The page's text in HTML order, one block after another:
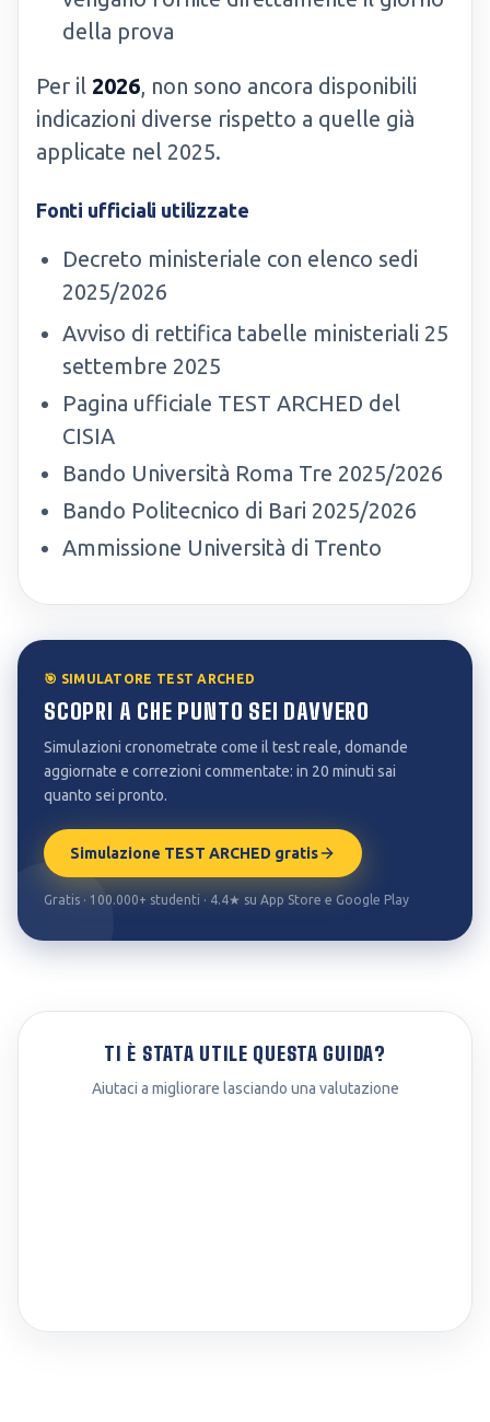
della prova
Per il 2026, non sono ancora disponibili
indicazioni diverse rispetto a quelle già
applicate nel 2025.
Fonti ufficiali utilizzate
Decreto ministeriale con elenco sedi
2025/2026
Avviso di rettifica tabelle ministeriali 25
settembre 2025
Pagina ufficiale TEST ARCHED del
CISIA
Bando Università Roma Tre 2025/2026
Bando Politecnico di Bari 2025/2026
Ammissione Università di Trento
🎯 SIMULATORE TEST ARCHED
SCOPRI A CHE PUNTO SEI DAVVERO
Simulazioni cronometrate come il test reale, domande
aggiornate e correzioni commentate: in 20 minuti sai
quanto sei pronto.
Simulazione TEST ARCHED gratis
Gratis · 100.000+ studenti · 4.4★ su App Store e Google Play
TI È STATA UTILE QUESTA GUIDA?
Aiutaci a migliorare lasciando una valutazione